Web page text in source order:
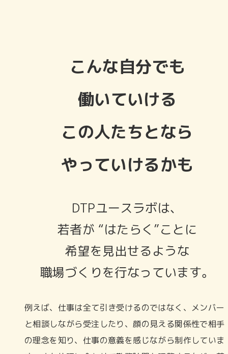
こんな自分でも
働いていける
この人たちとなら
やっていけるかも
DTPユースラボは、
若者が “はたらく”ことに
希望を見出せるような
職場づくりを行なっています。
例えば、仕事は全て引き受けるのではなく、メンバー
と相談しながら受注したり、顔の見える関係性で相手
の理念を知り、仕事の意義を感じながら制作していま